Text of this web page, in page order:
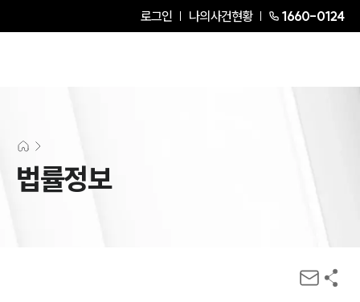
로그인 나의사건현황 1660-0124
법률정보